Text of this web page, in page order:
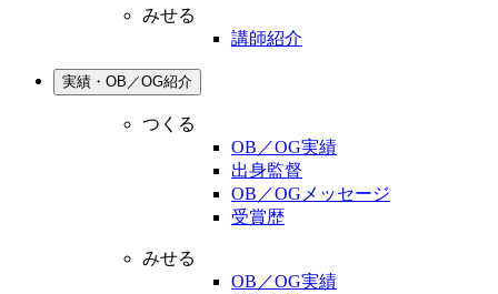
みせる
講師紹介
実績・OB／OG紹介
つくる
OB／OG実績
出身監督
OB／OGメッセージ
受賞歴
みせる
OB／OG実績